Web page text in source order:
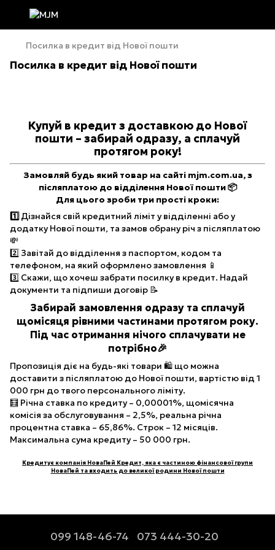
Посилка в кредит від Нової пошти
Посилка в кредит від Нової пошти
Купуй в кредит з доставкою до Нової
пошти – забирай одразу, а сплачуй
протягом року!
Замовляй будь який товар на сайті mjm.com.ua, з
післяплатою до відділення Нової пошти 📦
Для цього зроби три прості кроки:
1️⃣Дізнайся свій кредитний ліміт у відділенні або у
додатку Нової пошти, та замов обрану річ з післяплатою
💸
2️⃣ Завітай до відділення з паспортом, кодом та
телефоном, на який оформлено замовлення 📱
3️⃣ Скажи, що хочеш забрати посилку в кредит. Надай
документи та підпиши договір 📝
Забирай замовлення одразу та сплачуй
щомісяця рівними частинами протягом року.
Під час отримання нічого сплачувати не
потрібно🎉
Пропозиція діє на будь-які товари 🛍 що можна
доставити з післяплатою до Нової пошти, вартістю від 1
000 грн до твого персонального ліміту.
🧮 Річна ставка по кредиту – 0,00001%, щомісячна
комісія за обслуговування – 2,5%, реальна річна
процентна ставка – 65,86%. Строк – 12 місяців.
Максимальна сума кредиту – 50 000 грн.
Кредитує компанія НоваПей Кредит, яка є частиною фінансової групи
НоваПей та входить до великої родини Нової пошти
099 148-46-74 073 444-30-20